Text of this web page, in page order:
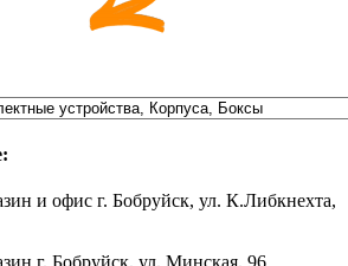
и офис г. Бобруйск, ул. К.Либкнехта,